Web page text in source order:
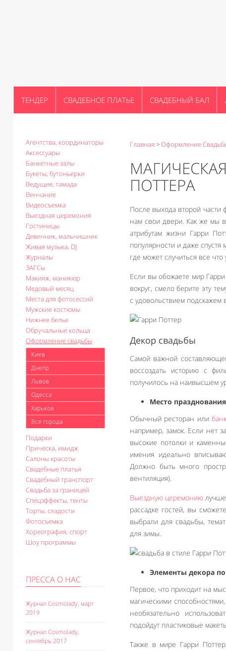
ТЕНДЕР СВАДЕБНОЕ ПЛАТЬЕ СВАДЕБНЫЙ БАЛ
Агентства, координаторы
Аксессуары
Банкетные залы
Букеты, бутоньерки
Ведущие, тамада
Венчание
Видеосъемка
Выездная церемония
Гостиницы
Девичник, мальчишник
Живая музыка, DJ
Журналы
ЗАГСы
Макияж, маникюр
Медовый месяц
Места для фотосессий
Мужские костюмы
Нижнее белье
Обручальные кольца
Оформление свадьбы
Киев
Днепр
Львов
Одесса
Харьков
Все города
Подарки
Прическа, имидж
Салоны красоты
Свадебные платья
Свадебный транспорт
Свадьба за границей
Спецэффекты, тенты
Торты, сладости
Фотосъемка
Хореография, спорт
Шоу программы
ПРЕССА О НАС
Журнал Cosmolady, март
2019
Журнал Cosmolady,
сентябрь 2017
Главная >Оформление
ПОТТЕРА
После выхода второй части
нам свои двери. Как же мы
атрибутам жизни Гарри
популярности и даже
где может случиться все что
Если вы обожаете мир
вокруг, смело берите эту
с удовольствием подскажем
Декор свадьбы
Самой важной
воссоздать историю с
получилось на наивысшем
Место празднования
Обычный ресторан или
например, замок. Если нет
высокие потолки и
имения идеально
Должно быть много
вентиляция).
Выездную церемонию
рассадке гостей, вы
выбрали для свадьбы,
для зимы.
Элементы декора
Первое, что приходит на
магическими
необязательно
подойдут пластиковые
Также в мире Гарри